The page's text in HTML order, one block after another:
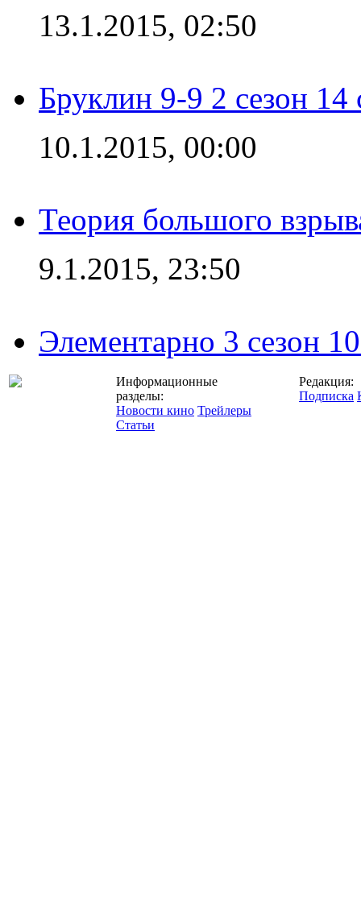
13.1.2015, 02:50
Бруклин 9-9 2 сезон 14
10.1.2015, 00:00
Теория большого
9.1.2015, 23:50
Элементарно 3 сезон
Информационные
разделы:
Новости кино Трейлеры
Статьи
Редакция:
Подписка